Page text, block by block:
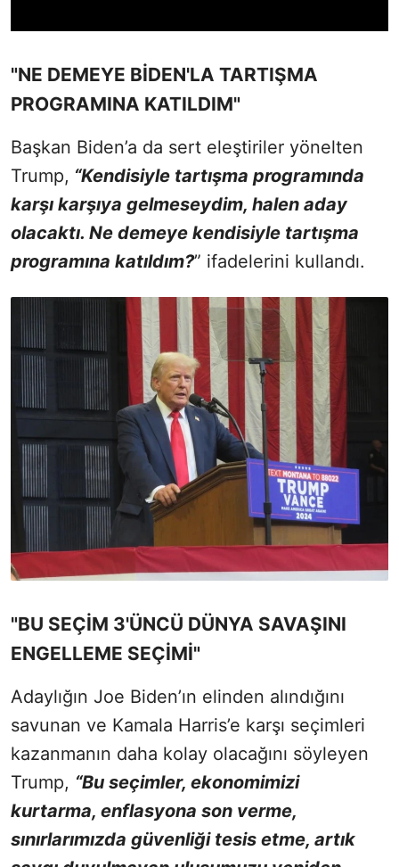
"NE DEMEYE BİDEN'LA TARTIŞMA
PROGRAMINA KATILDIM"
Başkan Biden’a da sert eleştiriler yönelten
Trump, “Kendisiyle tartışma programında
karşı karşıya gelmeseydim, halen aday
olacaktı. Ne demeye kendisiyle tartışma
programına katıldım?” ifadelerini kullandı.
"BU SEÇİM 3'ÜNCÜ DÜNYA SAVAŞINI
ENGELLEME SEÇİMİ"
Adaylığın Joe Biden’ın elinden alındığını
savunan ve Kamala Harris’e karşı seçimleri
kazanmanın daha kolay olacağını söyleyen
Trump, “Bu seçimler, ekonomimizi
kurtarma, enflasyona son verme,
sınırlarımızda güvenliği tesis etme, artık